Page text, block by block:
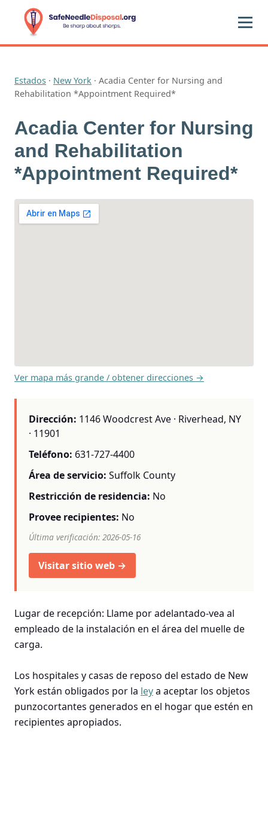
Estados · New York · Acadia Center for Nursing and
Rehabilitation *Appointment Required*
Acadia Center for Nursing
and Rehabilitation
*Appointment Required*
Ver mapa más grande / obtener direcciones →
Dirección: 1146 Woodcrest Ave · Riverhead, NY
· 11901
Teléfono: 631-727-4400
Área de servicio: Suffolk County
Restricción de residencia: No
Provee recipientes: No
Última verificación: 2026-05-16
Visitar sitio web →
Lugar de recepción: Llame por adelantado-vea al
empleado de la instalación en el área del muelle de
carga.
Los hospitales y casas de reposo del estado de New
York están obligados por la leya aceptar los objetos
punzocortantes generados en el hogar que estén en
recipientes apropiados.